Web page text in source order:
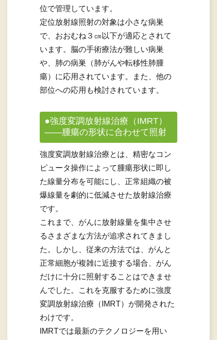
位で管理しています。
定位放射線照射の対象は小さな病巣
で、おおむね３㎝以下が適応とされて
います。脳の手術療法が難しい病巣
や、肺の病巣（肺がんや転移性肺腫
瘍）に応用されています。また、他の
部位への応用も検討されています。
●強度変調放射線治療（IMRT）
――腫瘍の形状に合わせて照射
強度変調放射線治療とは、精密なコン
ピュータ操作によって腫瘍形状に即し
た線量分布を可能にし、正常組織の被
爆線量を劇的に低減させた放射線治療
です。
これまで、がんに放射線量を集中させ
るさまざまな方法が追求されてきまし
た。しかし、従来の方法では、がんと
正常細胞が複雑に近接する場合、がん
だけに十分に照射することはできませ
んでした。これを克服するために強度
変調放射線治療（IMRT）が開発された
わけです。
IMRTでは最新のテクノロジーを用い